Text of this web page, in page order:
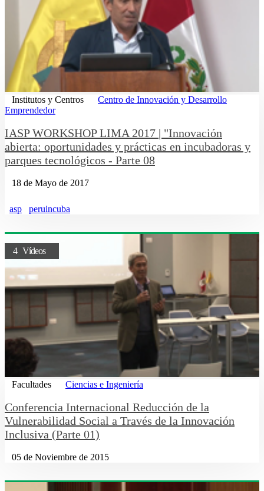
Institutos y Centros
Centro de Innovación y Desarrollo
Emprendedor
IASP WORKSHOP LIMA 2017 | "Innovación
abierta: oportunidades y prácticas en incubadoras y
parques tecnológicos - Parte 08
18 de Mayo de 2017
asp peruincuba
4 Vídeos
Facultades Ciencias e Ingeniería
Conferencia Internacional Reducción de la
Vulnerabilidad Social a Través de la Innovación
Inclusiva (Parte 01)
05 de Noviembre de 2015